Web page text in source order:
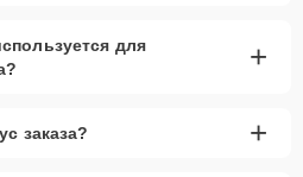
для
+
заказа? +